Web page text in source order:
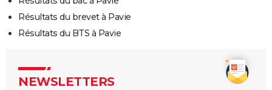
Résultats du brevet à Pavie
Résultats du BTS à Pavie
NEWSLETTERS